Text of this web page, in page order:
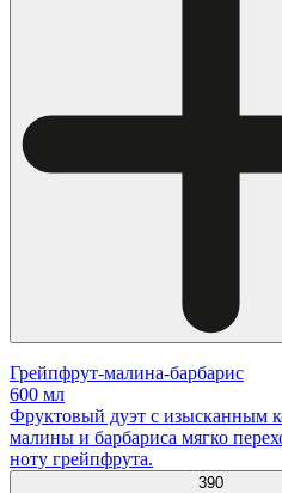
Грейпфрут-малина-барбарис
600 мл
Фруктовый дуэт с изысканным
малины и барбариса мягко
ноту грейпфрута.
390